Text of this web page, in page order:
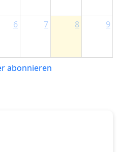
6 7 8 9
abonnieren